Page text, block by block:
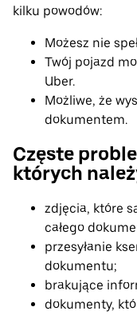
kilku powodów:
Możesz nie
Twój pojazd
Uber.
Możliwe, że
dokumentem.
Częste
których
zdjęcia, które
całego
przesyłanie
dokumentu;
brakujące
dokumenty,